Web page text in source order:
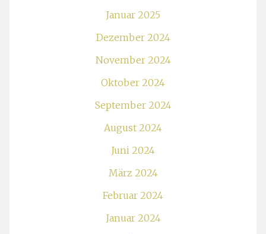
Januar 2025
Dezember 2024
November 2024
Oktober 2024
September 2024
August 2024
Juni 2024
März 2024
Februar 2024
Januar 2024